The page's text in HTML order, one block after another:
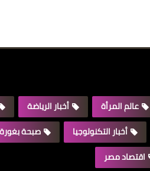
عالم المرأة أخبار الرياضة
أخبار التكنولوجيا صبحة بغورة
اقتصاد مصر